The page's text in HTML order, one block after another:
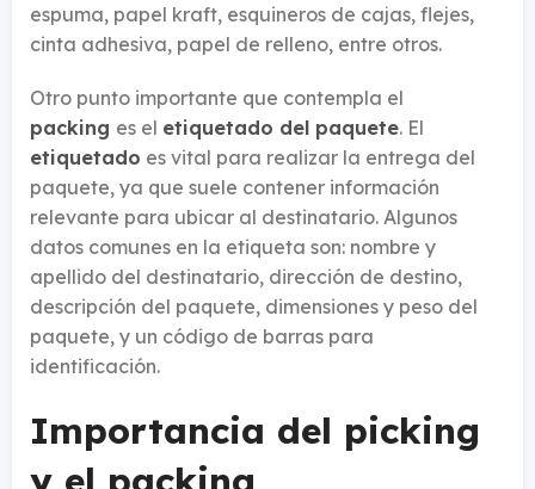
espuma, papel kraft, esquineros de cajas, flejes,
cinta adhesiva, papel de relleno, entre otros.
Otro punto importante que contempla el
packing es el etiquetado del paquete. El
etiquetado es vital para realizar la entrega del
paquete, ya que suele contener información
relevante para ubicar al destinatario. Algunos
datos comunes en la etiqueta son: nombre y
apellido del destinatario, dirección de destino,
descripción del paquete, dimensiones y peso del
paquete, y un código de barras para
identificación.
Importancia del picking